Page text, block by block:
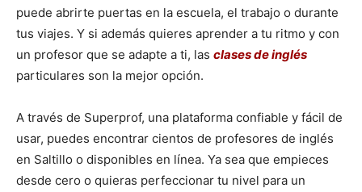
puede abrirte puertas en la escuela, el trabajo o durante
tus viajes. Y si además quieres aprender a tu ritmo y con
un profesor que se adapte a ti, las clases de inglés
particulares son la mejor opción.
A través de Superprof, una plataforma confiable y fácil de
usar, puedes encontrar cientos de profesores de inglés
en Saltillo o disponibles en línea. Ya sea que empieces
desde cero o quieras perfeccionar tu nivel para un